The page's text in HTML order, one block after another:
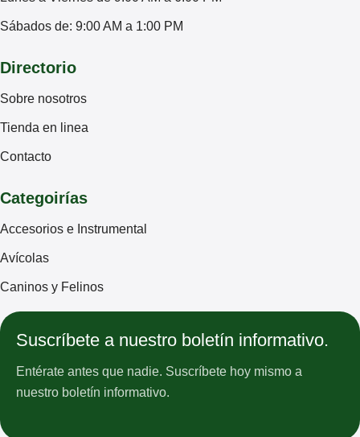
Sábados de: 9:00 AM a 1:00 PM
Directorio
Sobre nosotros
Tienda en linea
Contacto
Categoirías
Accesorios e Instrumental
Avícolas
Caninos y Felinos
Suscríbete a nuestro boletín informativo.
Entérate antes que nadie. Suscríbete hoy mismo a
nuestro boletín informativo.